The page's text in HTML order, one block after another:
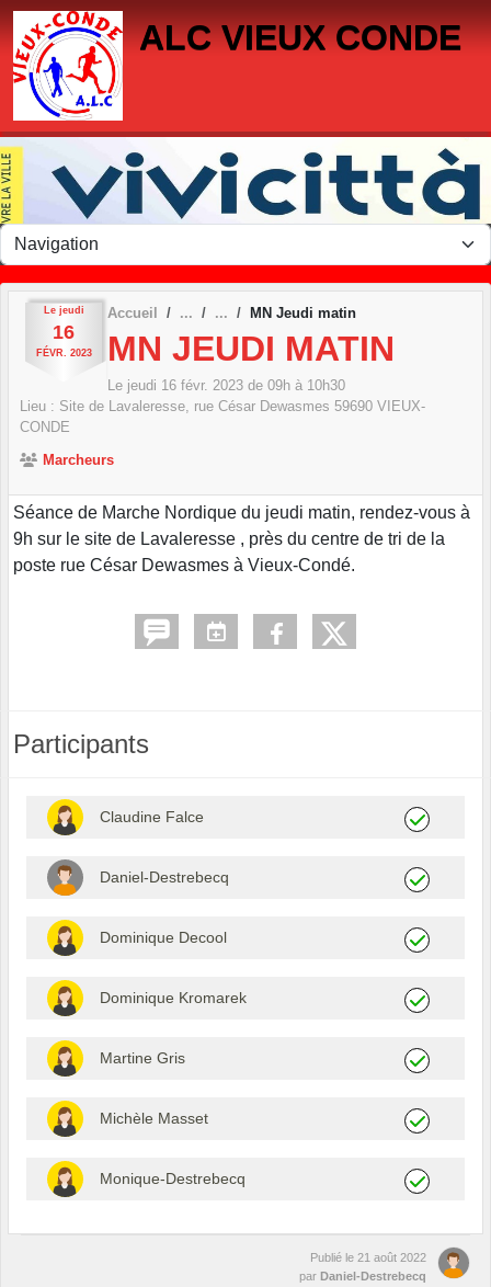
ALC VIEUX CONDE
Le jeudi
16
FÉVR. 2023
Accueil MN Jeudi matin
MN JEUDI MATIN
Le jeudi 16 févr. 2023 de 09h à 10h30
Lieu : Site de Lavaleresse, rue César Dewasmes 59690 VIEUX-
CONDE
Marcheurs
Séance de Marche Nordique du jeudi matin, rendez-vous à
9h sur le site de Lavaleresse , près du centre de tri de la
poste rue César Dewasmes à Vieux-Condé.
Participants
Claudine Falce
Daniel-Destrebecq
Dominique Decool
Dominique Kromarek
Martine Gris
Michèle Masset
Monique-Destrebecq
Publié le 21 août 2022
par Daniel-Destrebecq
Panneau de gestion des cookies